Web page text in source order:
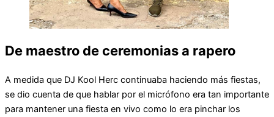
De maestro de ceremonias a rapero
A medida que DJ Kool Herc continuaba haciendo más fiestas,
se dio cuenta de que hablar por el micrófono era tan importante
para mantener una fiesta en vivo como lo era pinchar los